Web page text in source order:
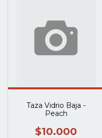
Taza Vidrio Baja -
Peach
$10.000